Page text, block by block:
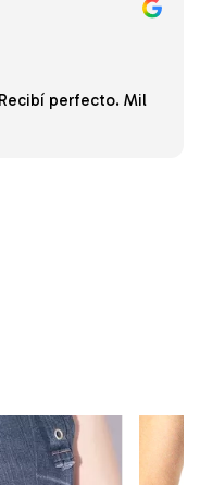
perfecto. Mil